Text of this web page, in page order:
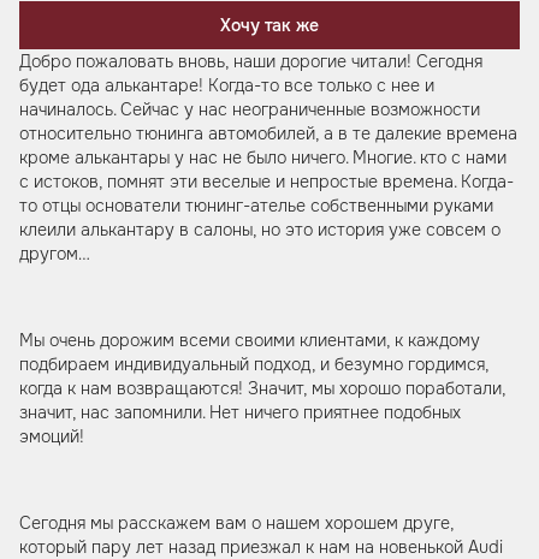
Хочу так же
Добро пожаловать вновь, наши дорогие читали! Сегодня
будет ода алькантаре! Когда-то все только с нее и
начиналось. Сейчас у нас неограниченные возможности
относительно тюнинга автомобилей, а в те далекие времена
кроме алькантары у нас не было ничего. Многие. кто с нами
с истоков, помнят эти веселые и непростые времена. Когда-
то отцы основатели тюнинг-ателье собственными руками
клеили алькантару в салоны, но это история уже совсем о
другом…
Мы очень дорожим всеми своими клиентами, к каждому
подбираем индивидуальный подход, и безумно гордимся,
когда к нам возвращаются! Значит, мы хорошо поработали,
значит, нас запомнили. Нет ничего приятнее подобных
эмоций!
Сегодня мы расскажем вам о нашем хорошем друге,
который пару лет назад приезжал к нам на новенькой Audi